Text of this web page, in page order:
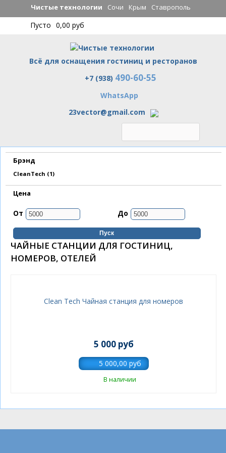
Перейти к
основному
содержанию
Чистые технологии Сочи Крым Ставрополь
Пусто 0,00 руб
Всё для оснащения гостиниц и ресторанов
Чистые технологии
+7 (938) 490-60-55
WhatsApp
23vector@gmail.com
Брэнд
CleanTech (1)
Цена
От До
ЧАЙНЫЕ СТАНЦИИ ДЛЯ ГОСТИНИЦ,
НОМЕРОВ, ОТЕЛЕЙ
Clean Tech Чайная станция для номеров
5 000 руб
В наличии